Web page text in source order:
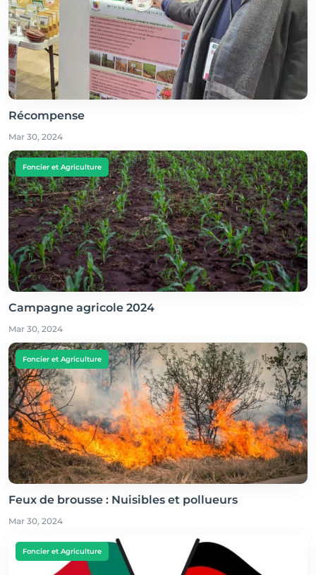
Récompense
Mar 30, 2024
Foncier et Agriculture
Campagne agricole 2024
Mar 30, 2024
Foncier et Agriculture
Feux de brousse : Nuisibles et pollueurs
Mar 30, 2024
Foncier et Agriculture